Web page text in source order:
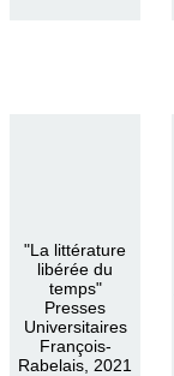
"La littérature
libérée du
temps"
Presses
Universitaires
François-
Rabelais, 2021